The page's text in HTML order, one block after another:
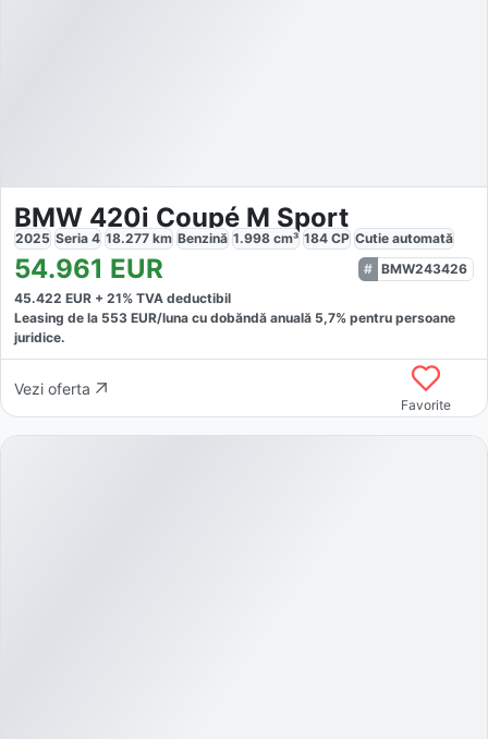
BMW 420i Coupé M Sport
2025 Seria 4 18.277 km Benzină 1.998 cm³ 184 CP Cutie automată
54.961 EUR
BMW243426
45.422 EUR + 21% TVA deductibil
Leasing de la 553 EUR/luna cu dobăndă anuală 5,7% pentru persoane
juridice.
Vezi oferta
Favorite